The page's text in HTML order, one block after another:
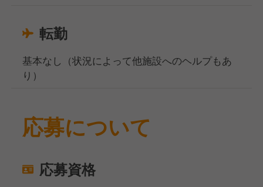
転勤
基本なし（状況によって他施設へのヘルプもあ
り）
応募について
応募資格